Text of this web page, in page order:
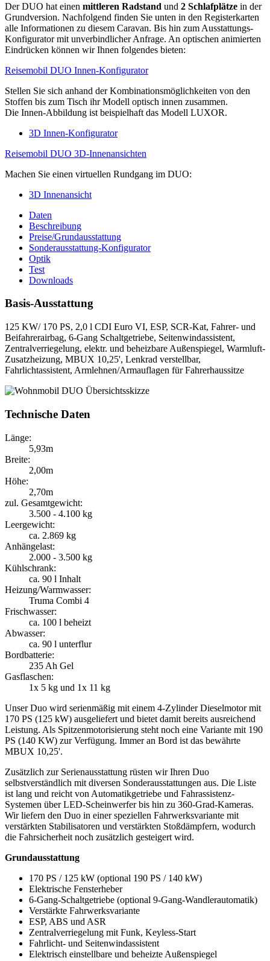
Der DUO hat einen mittleren Radstand und 2 Schlafplätze in der
Grundversion. Nachfolgend finden Sie unten in den Registerkarten
alle Informationen zu diesem Caravan. Bis hin zum Ausstattungs-
Konfigurator mit unverbindlicher Anfrage. An optischen animierten
Eindrücken können wir Ihnen folgendes bieten:
Reisemobil DUO Innen-Konfigurator
Stellen Sie sich anhand der Kombinationsmöglichkeiten von den
Stoffen bis zum Tisch ihr Modell optisch innen zusammen.
Die Innen-Abbildung ist beispielhaft das Modell LUXOR.
3D Innen-Konfigurator
Reisemobil DUO 3D-Innenansichten
Machen Sie einen virtuellen Rundgang im DUO:
3D Innenansicht
Daten
Beschreibung
Preise/Grundausstattung
Sonderausstattung-Konfigurator
Optik
Test
Downloads
Basis-Ausstattung
125 KW/ 170 PS, 2,0 l CDI Euro VI, ESP, SCR-Kat, Fahrer- und
Beifahrerairbag, 6-Gang Schaltgetriebe, Seitenwindassistent,
Zentralverriegelung, elektr. und beheizbare Außenspiegel, Warmluft-
Zusatzheizung, MBUX 10,25', Lenkrad verstellbar,
Fahrlichtassistent, Armlehnen/Armauflagen für Fahrerhaussitze
Technische Daten
Länge:
5,93m
Breite:
2,00m
Höhe:
2,70m
zul. Gesamtgewicht:
3.500 - 4.100 kg
Leergewicht:
ca. 2.869 kg
Anhängelast:
2.000 - 3.500 kg
Kühlschrank:
ca. 90 l Inhalt
Heizung/Warmwasser:
Truma Combi 4
Frischwasser:
ca. 100 l beheizt
Abwasser:
ca. 90 l unterflur
Bordbatterie:
235 Ah Gel
Gasflaschen:
1x 5 kg und 1x 11 kg
Unser Duo wird serienmäßig mit einem 4-Zylinder Dieselmotor mit
170 PS (125 kW) ausgeliefert und bietet damit bereits ausreichend
Leistung. Als Spitzenmotorisierung steht noch eine Variante mit 190
PS (140 KW) zur Verfügung. Immer an Bord ist das bewährte
MBUX 10,25'.
Zusätzlich zur Serienausstattung rüsten wir Ihren Duo
selbstverständlich mit diversen Sonderausstattungen aus. Die Liste
ist lang und reicht von Automatikgetriebe und Fahrassistenz-
Systemen über LED-Scheinwerfer bis hin zu 360-Grad-Kameras.
Wir liefern den Duo in einer speziellen Fahrwerksvariante mit
verstärkten Stabilisatoren und verstärkten Stoßdämpfern, wodurch
die Fahrsicherheit noch zusätzlich gesteigert wird.
Grundausstattung
170 PS / 125 kW (optional 190 PS / 140 kW)
Elektrische Fensterheber
6-Gang-Schaltgetriebe (optional 9-Gang-Wandlerautomatik)
Verstärkte Fahrwerksvariante
ESP, ABS und ASR
Zentralverriegelung mit Funk, Keyless-Start
Fahrlicht- und Seitenwindassistent
Elektrisch einstellbare und beheizte Außenspiegel